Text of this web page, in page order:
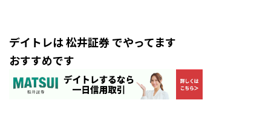
デイトレは 松井証券 でやってます
おすすめです